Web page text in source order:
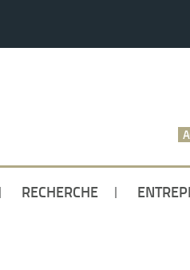
RECHERCHE